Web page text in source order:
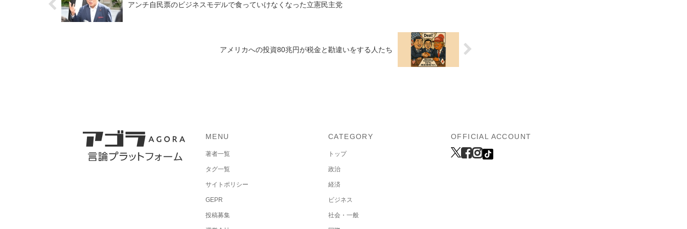
アンチ自民票のビジネスモデルで食っていけなくなった立憲民主党
アメリカへの投資80兆円が税金と勘違いをする人たち
MENU
著者一覧
タグ一覧
サイトポリシー
GEPR
投稿募集
CATEGORY
トップ
政治
経済
ビジネス
社会・一般
OFFICIAL ACCOUNT